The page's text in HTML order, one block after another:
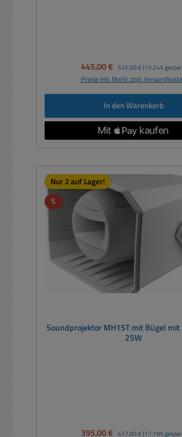
Verkaufspreis:
445,00 € Regulärer Preis:
525,00 € (15.24%
Preise inkl. MwSt. zzgl.
In den Warenkorb
Nur 2 auf Lager!
%Rabatt
Soundprojektor MH15T mit Bügel mit
25W
Verkaufspreis:
395,00 € Regulärer Preis:
477,00 € (17.19%